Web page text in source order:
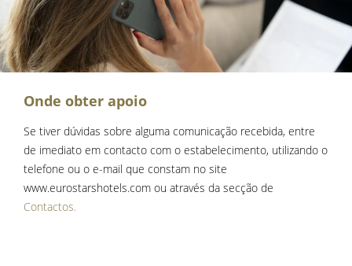
Onde obter apoio
Se tiver dúvidas sobre alguma comunicação recebida, entre
de imediato em contacto com o estabelecimento, utilizando o
telefone ou o e-mail que constam no site
www.eurostarshotels.com ou através da secção de
Contactos.